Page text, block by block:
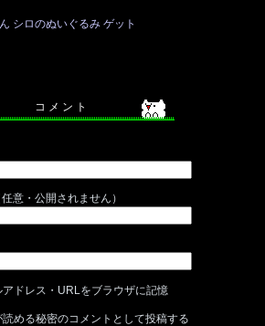
シロのぬいぐるみ ゲット
コ メ ン ト
意・公開されません）
ドレス・URLをブラウザに記憶
める秘密のコメントとして投稿する